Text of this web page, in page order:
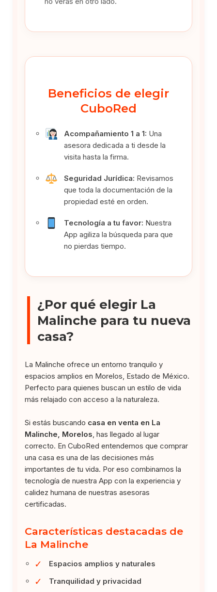
Beneficios de elegir
CuboRed
Acompañamiento 1 a 1: Una
asesora dedicada a ti desde la
visita hasta la firma.
Seguridad Jurídica: Revisamos
que toda la documentación de la
propiedad esté en orden.
Tecnología a tu favor: Nuestra
App agiliza la búsqueda para que
no pierdas tiempo.
¿Por qué elegir La
Malinche para tu nueva
casa?
La Malinche ofrece un entorno tranquilo y
espacios amplios en Morelos, Estado de México.
Perfecto para quienes buscan un estilo de vida
más relajado con acceso a la naturaleza.
Si estás buscando casa en venta en La
Malinche, Morelos , has llegado al lugar
correcto. En CuboRed entendemos que comprar
una casa es una de las decisiones más
importantes de tu vida. Por eso combinamos la
tecnología de nuestra App con la experiencia y
calidez humana de nuestras asesoras
certificadas.
Características destacadas de
La Malinche
✓ Espacios amplios y naturales
✓ Tranquilidad y privacidad